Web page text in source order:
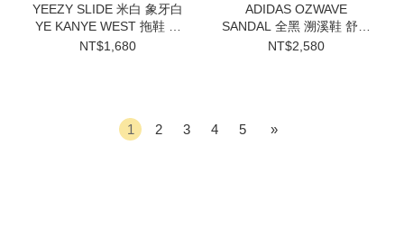
YEEZY SLIDE 米白 象牙白
YE KANYE WEST 拖鞋 鋸
齒 休閒 YS-01
NT$1,680
ADIDAS OZWAVE
SANDAL 全黑 溯溪鞋 舒適
防滑 抗沖擊 愛迪達 男女同
NT$2,580
1 2 3 4 5 »